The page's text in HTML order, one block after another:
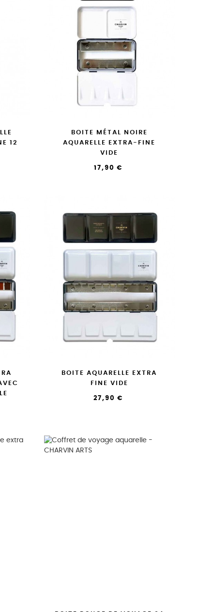
12
BOITE MÉTAL NOIRE
AQUARELLE EXTRA-FINE
VIDE
17,90 €
BOITE AQUARELLE EXTRA
FINE VIDE
27,90 €